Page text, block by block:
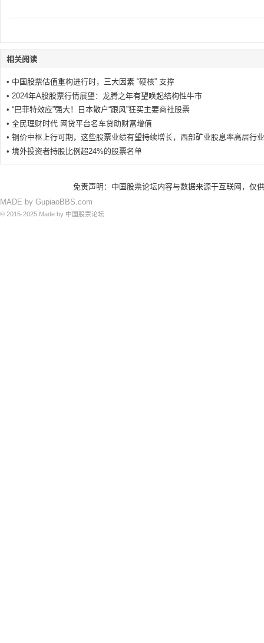
相关阅读
• 中国股票估值重构进行时，三大因素 “硬核” 支撑
• 2024年A股股票行情展望：龙腾之年有望唤起结构性牛市
• “巴菲特效应”强大！日本散户“跟风”狂买主要商社股票
• 全民理财时代 网贷平台名车贷助财富增值
• 铜价中枢上行可期，这些股票业绩有望持续增长，西部矿业股息率高居行
• 境外投资者持股比例超24%的股票名单
免责声明：中国股票论坛内容与数据来源于互联网，仅
MADE by GupiaoBBS.com
© 2015-2025 Made by 中国股票论坛